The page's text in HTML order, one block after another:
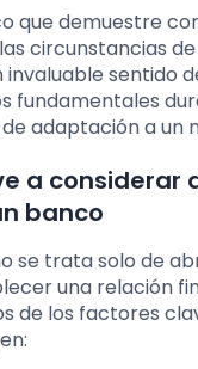
que demuestre
circunstancias
invaluable sentido
fundamentales
adaptación a un
a considerar
banco
se trata solo de
una relación
de los factores